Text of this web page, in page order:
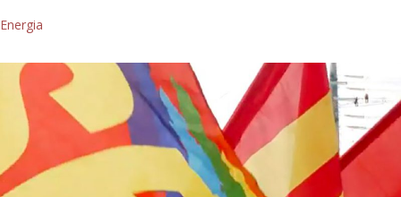
Energia